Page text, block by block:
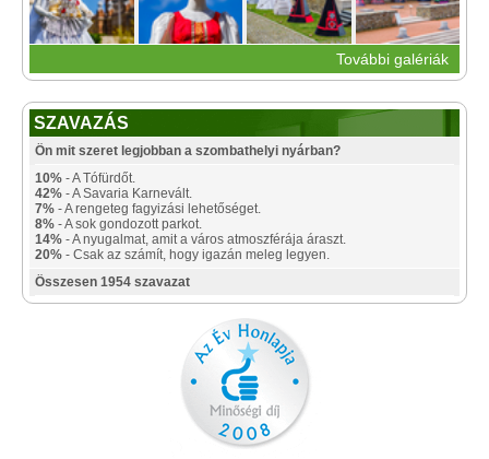
További galériák
SZAVAZÁS
Ön mit szeret legjobban a szombathelyi nyárban?
10% - A Tófürdőt.
42% - A Savaria Karnevált.
7% - A rengeteg fagyizási lehetőséget.
8% - A sok gondozott parkot.
14% - A nyugalmat, amit a város atmoszférája áraszt.
20% - Csak az számít, hogy igazán meleg legyen.
Összesen 1954 szavazat